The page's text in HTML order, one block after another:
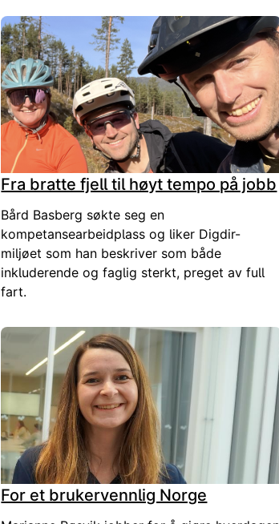
Fra bratte fjell til høyt tempo på jobb
Bård Basberg søkte seg en
kompetansearbeidplass og liker Digdir-
miljøet som han beskriver som både
inkluderende og faglig sterkt, preget av full
fart.
For et brukervennlig Norge